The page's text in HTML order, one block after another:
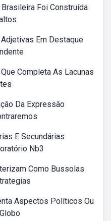
Foi Construída
Em Destaque
Completa As Lacunas
Da Expressão
E Secundárias
Nb3
Como Bussolas
Aspectos Políticos Ou